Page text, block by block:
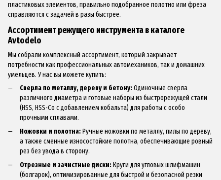
пластиковых элементов, правильно подобранное полотно или фреза
справляются с задачей в разы быстрее.
Ассортимент режущего инструмента в каталоге
Avtodelo
Мы собрали комплексный ассортимент, который закрывает
потребности как профессиональных автомехаников, так и домашних
умельцев. У нас вы можете купить:
Сверла по металлу, дереву и бетону:Одиночные сверла
различного диаметра и готовые наборы из быстрорежущей стали
(HSS, HSS-Co с добавлением кобальта) для работы с особо
прочными сплавами.
Ножовки и полотна:Ручные ножовки по металлу, пилы по дереву,
а также сменные износостойкие полотна, обеспечивающие ровный
рез без увода в сторону.
Отрезные и зачистные диски:Круги для угловых шлифмашин
(болгарок), оптимизированные для быстрой и безопасной резки